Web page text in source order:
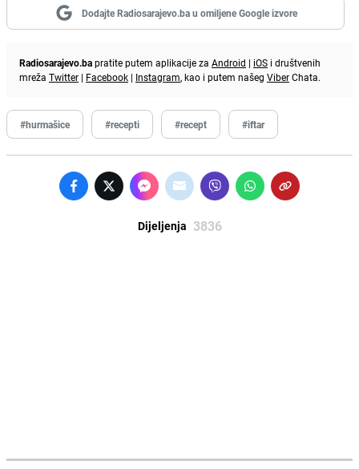
Dodajte Radiosarajevo.ba u omiljene Google izvore
Radiosarajevo.bapratite putem aplikacije za Android | iOS i društvenih
mreža Twitter | Facebook | Instagram, kao i putem našeg ViberChata.
#hurmašice #recepti #recept #iftar
Dijeljenja 3836